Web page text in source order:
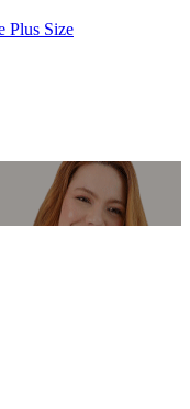
Plus Size